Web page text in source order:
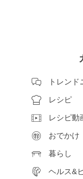
トレンド
レシピ
レシピ動
おでかけ
暮らし
ヘルス&